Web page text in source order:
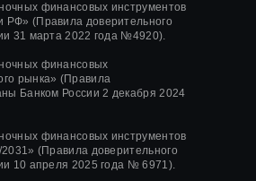
финансовых инструментов
(Правила доверительного
31 марта 2022 года №4920).
финансовых
рынка» (Правила
Банком России 2 декабря 2024
финансовых инструментов
(Правила доверительного
10 апреля 2025 года № 6971).